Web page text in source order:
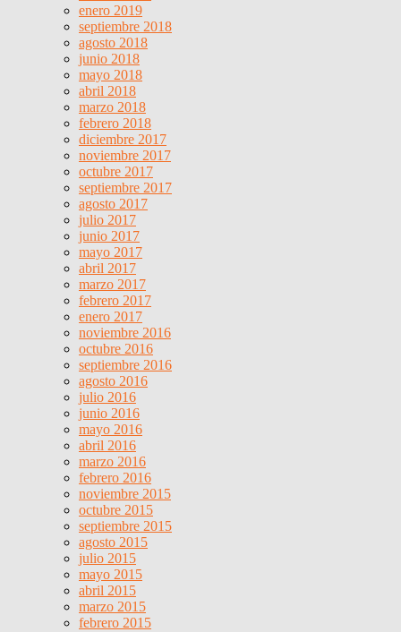
enero 2019
septiembre 2018
agosto 2018
junio 2018
mayo 2018
abril 2018
marzo 2018
febrero 2018
diciembre 2017
noviembre 2017
octubre 2017
septiembre 2017
agosto 2017
julio 2017
junio 2017
mayo 2017
abril 2017
marzo 2017
febrero 2017
enero 2017
noviembre 2016
octubre 2016
septiembre 2016
agosto 2016
julio 2016
junio 2016
mayo 2016
abril 2016
marzo 2016
febrero 2016
noviembre 2015
octubre 2015
septiembre 2015
agosto 2015
julio 2015
mayo 2015
abril 2015
marzo 2015
febrero 2015